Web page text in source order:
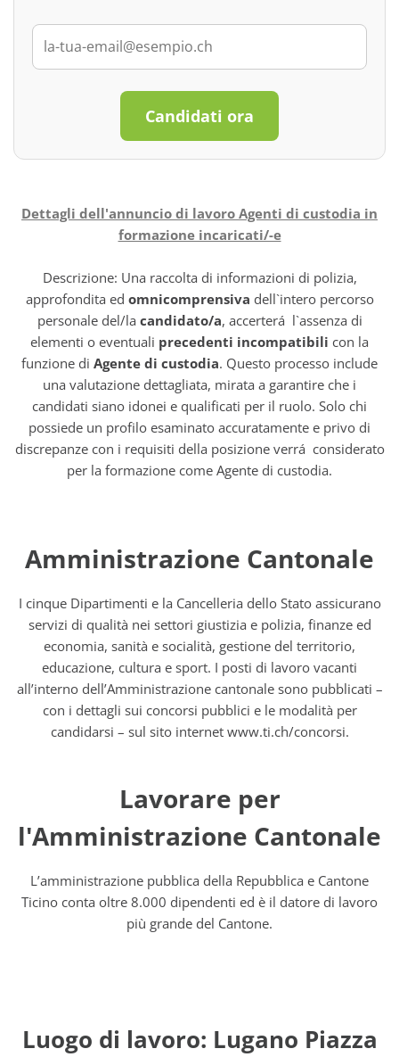
Candidati ora
Dettagli dell'annuncio di lavoro Agenti di custodia in
formazione incaricati/-e
Descrizione: Una raccolta di informazioni di polizia,
approfondita ed omnicomprensiva dell`intero percorso
personale del/la candidato/a, accerterá l`assenza di
elementi o eventuali precedenti incompatibili con la
funzione di Agente di custodia. Questo processo include
una valutazione dettagliata, mirata a garantire che i
candidati siano idonei e qualificati per il ruolo. Solo chi
possiede un profilo esaminato accuratamente e privo di
discrepanze con i requisiti della posizione verrá considerato
per la formazione come Agente di custodia.
Amministrazione Cantonale
I cinque Dipartimenti e la Cancelleria dello Stato assicurano
servizi di qualità nei settori giustizia e polizia, finanze ed
economia, sanità e socialità, gestione del territorio,
educazione, cultura e sport. I posti di lavoro vacanti
all’interno dell’Amministrazione cantonale sono pubblicati –
con i dettagli sui concorsi pubblici e le modalità per
candidarsi – sul sito internet www.ti.ch/concorsi.
Lavorare per
l'Amministrazione Cantonale
L’amministrazione pubblica della Repubblica e Cantone
Ticino conta oltre 8.000 dipendenti ed è il datore di lavoro
più grande del Cantone.
Luogo di lavoro: Lugano Piazza